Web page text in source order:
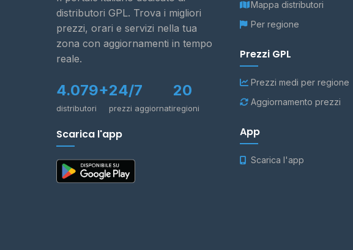
distributori GPL. Trova i migliori
prezzi, orari e servizi nella tua
zona con aggiornamenti in tempo
reale.
4.079+
distributori
24/7
prezzi aggiornati
20
regioni
Scarica l'app
Mappa distributori
Per regione
Prezzi GPL
Prezzi medi per regione
Aggiornamento prezzi
App
Scarica l'app